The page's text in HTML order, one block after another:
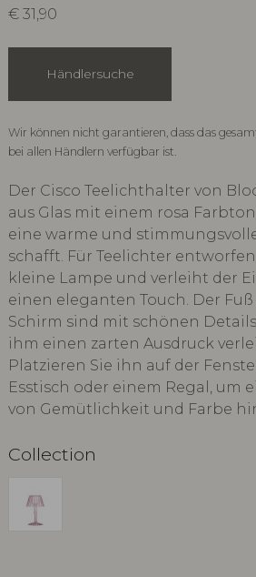
€ 31,90
Händlersuche
Wir können nicht garantieren, dass das
bei allen Händlern verfügbar ist.
Der Cisco Teelichthalter von
aus Glas mit einem rosa
eine warme und
schafft. Für Teelichter
kleine Lampe und verleiht der
einen eleganten Touch. Der
Schirm sind mit schönen
ihm einen zarten Ausdruck
Platzieren Sie ihn auf der
Esstisch oder einem Regal, um
von Gemütlichkeit und Farbe
Collection